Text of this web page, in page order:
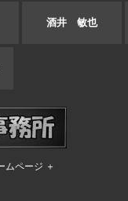
酒井 敏也
ムページ ＋